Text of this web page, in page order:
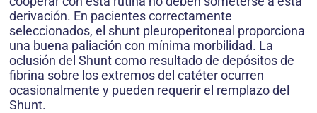
derivación. En pacientes correctamente
seleccionados, el shunt pleuroperitoneal proporciona
una buena paliación con mínima morbilidad. La
oclusión del Shunt como resultado de depósitos de
fibrina sobre los extremos del catéter ocurren
ocasionalmente y pueden requerir el remplazo del
Shunt.